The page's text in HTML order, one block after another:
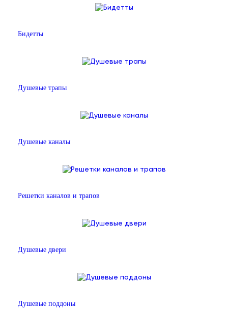
Бидетты
Душевые трапы
Душевые каналы
Решетки каналов и трапов
Душевые двери
Душевые поддоны